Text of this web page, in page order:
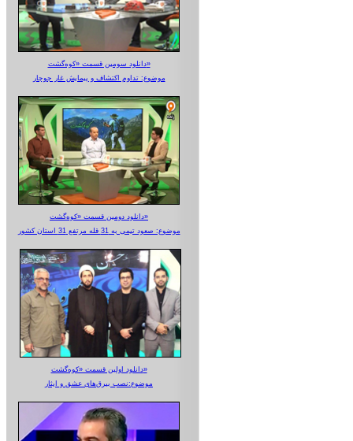
دانلود سومین قسمت «کوه‌گشت»
موضوع: تداوم اکتشاف و پیمایش غار جوجار
دانلود دومین قسمت «کوه‌گشت»
موضوع: صعود تیمی به 31 قله مرتفع 31 استان کشور
دانلود اولین قسمت «کوه‌گشت»
موضوع:نصب بیرق‌های عشق و ایثار